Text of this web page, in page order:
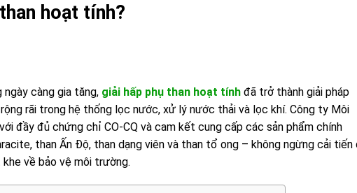
hoạt tính?
càng gia tăng, giải hấp phụ than hoạt tính đã trở thành giải pháp
rãi trong hệ thống lọc nước, xử lý nước thải và lọc khí. Công ty Môi
đầy đủ chứng chỉ CO-CQ và cam kết cung cấp các sản phẩm chính
than Ấn Độ, than dạng viên và than tổ ong – không ngừng cải tiến
về bảo vệ môi trường.